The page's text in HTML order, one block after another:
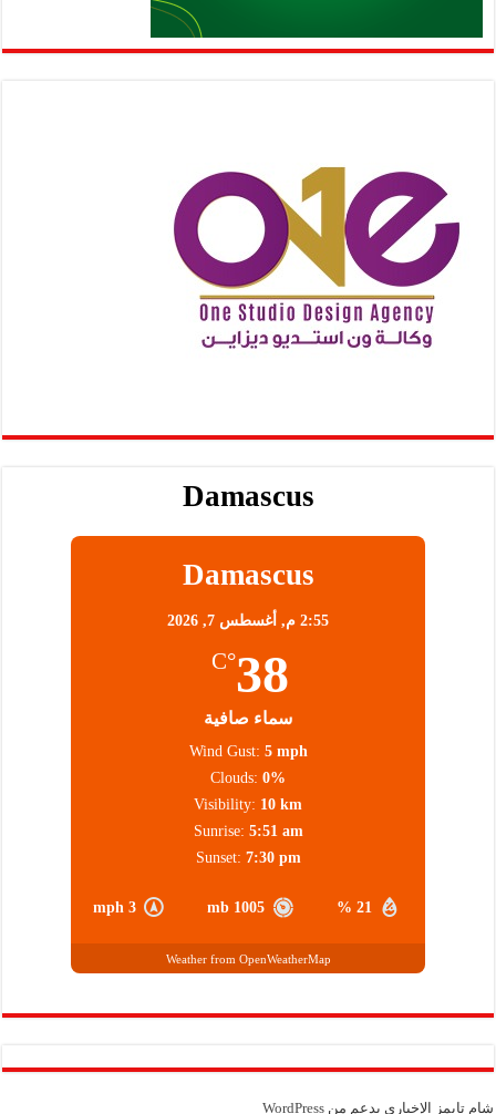
Damascus
Damascus
2:55 م, أغسطس 7, 2026
38
°C
سماء صافية
21 %
1005 mb
3 mph
Wind Gust: 5 mph
Clouds: 0%
Visibility: 10 km
Sunrise: 5:51 am
Sunset: 7:30 pm
Weather from OpenWeatherMap
شام تايمز الإخباري بدعم منWordPress